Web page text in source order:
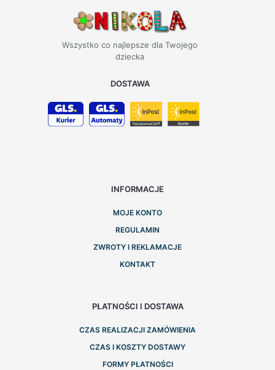
Wszystko co najlepsze dla Twojego
dziecka
DOSTAWA
INFORMACJE
MOJE KONTO
REGULAMIN
ZWROTY I REKLAMACJE
KONTAKT
PŁATNOŚCI I DOSTAWA
CZAS REALIZACJI ZAMÓWIENIA
CZAS I KOSZTY DOSTAWY
FORMY PŁATNOŚCI